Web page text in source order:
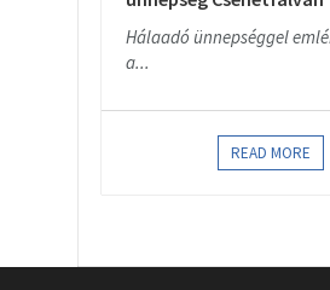
Hálaadó ünnepséggel
a...
READ MORE